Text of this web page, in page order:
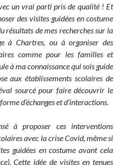
un vrai parti pris de qualité ! Et
des visites guidées en costume
résultats de mes recherches sur la
à Chartres, ou à organiser des
comme pour les familles et
à ma connaissance qui sois guide
aux établissements scolaires de
sourcé pour faire découvrir le
d’échanges et d’interactions.
à proposer ces interventions
avec la crise Covid, même si
guidées en costume avant cela
Cette idée de visites en tenues